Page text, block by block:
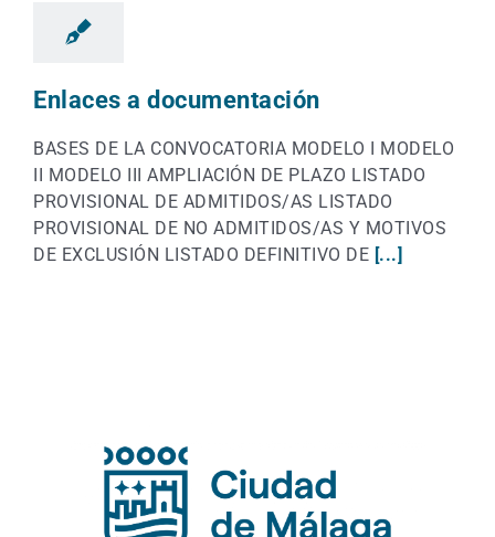
Enlaces a documentación
BASES DE LA CONVOCATORIA MODELO I MODELO
II MODELO III AMPLIACIÓN DE PLAZO LISTADO
PROVISIONAL DE ADMITIDOS/AS LISTADO
PROVISIONAL DE NO ADMITIDOS/AS Y MOTIVOS
DE EXCLUSIÓN LISTADO DEFINITIVO DE [...]